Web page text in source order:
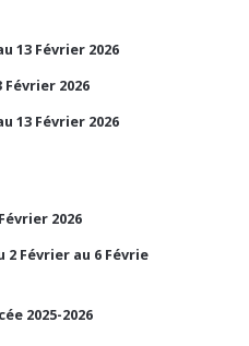
13 Février 2026
Février 2026
13 Février 2026
2026
2 Février au 6 Févrie
2025-2026